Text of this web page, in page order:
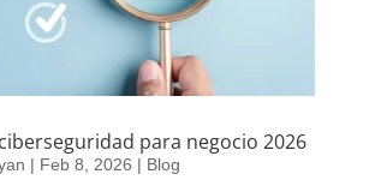
para negocio 2026
| Feb 8, 2026 | Blog